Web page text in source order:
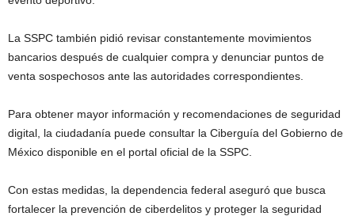
La SSPC también pidió revisar constantemente movimientos
bancarios después de cualquier compra y denunciar puntos de
venta sospechosos ante las autoridades correspondientes.
Para obtener mayor información y recomendaciones de seguridad
digital, la ciudadanía puede consultar la Ciberguía del Gobierno de
México disponible en el portal oficial de la SSPC.
Con estas medidas, la dependencia federal aseguró que busca
fortalecer la prevención de ciberdelitos y proteger la seguridad